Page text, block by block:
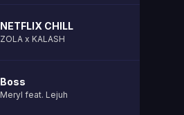
NETFLIX CHILL
ZOLA x KALASH
Boss
Meryl feat. Lejuh